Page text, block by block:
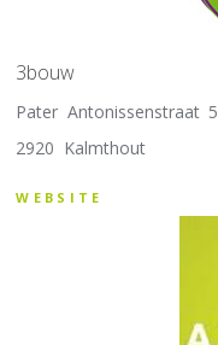
3bouw
Pater Antonissenstraat 5
2920 Kalmthout
WEBSITE